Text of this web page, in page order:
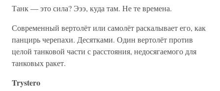
Танк — это сила? Эээ, куда там. Не те времена.
Современный вертолёт или самолёт раскалывает его, как
панцирь черепахи. Десятками. Один вертолёт против
целой танковой части с расстояния, недосягаемого для
танковых ракет.
Trystero